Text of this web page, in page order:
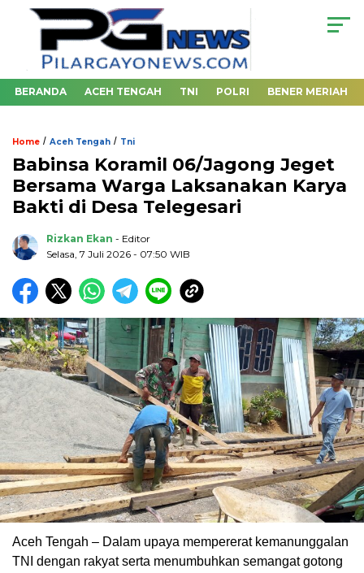
BERANDA ACEH TENGAH TNI POLRI BENER MERIAH
Home / Aceh Tengah / Tni
‎Babinsa Koramil 06/Jagong Jeget
Bersama Warga Laksanakan Karya
Bakti di Desa Telegesari
Rizkan Ekan - Editor
Selasa, 7 Juli 2026 - 07:50 WIB
Aceh Tengah – Dalam upaya mempererat kemanunggalan
TNI dengan rakyat serta menumbuhkan semangat gotong